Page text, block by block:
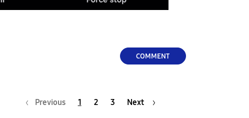
COMMENT
Previous 1 2 3 Next